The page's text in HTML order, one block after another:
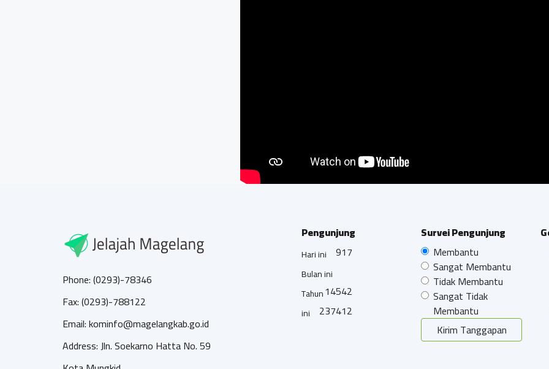
Phone: (0293)-78346
Fax: (0293)-788122
Email: kominfo@magelangkab.go.id
Address: Jln. Soekarno Hatta No. 59
Pengunjung
Hari ini 917
Bulan ini
14542
Tahun
ini
237412
Survei Pengunjung
Membantu
Sangat Membantu
Tidak Membantu
Sangat Tidak
Membantu
Kirim Tanggapan